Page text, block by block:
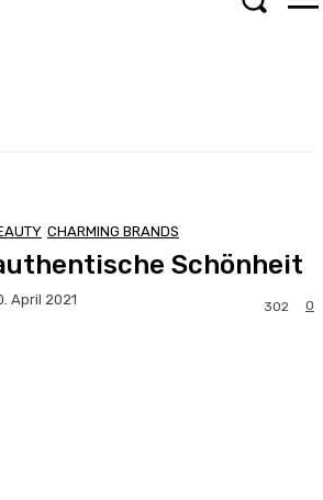
CHARMING BRANDS
Schönheit
April 2021 0
302